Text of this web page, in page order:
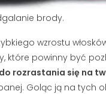
Czytaj dalejbrody.
wzrostu
które powinny być
rozrastania się na
Goląc ją na tych